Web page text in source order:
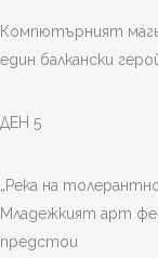
Компютърният
един балкански
ДЕН 5
„Река на
Младежкият арт
предстои